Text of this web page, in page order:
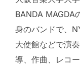
BANDA MAGDA
身のバンドで、
大使館などで演
導、作曲、レコ